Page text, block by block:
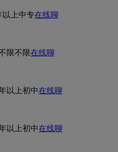
以上中专在线聊
限不限在线聊
以上初中在线聊
以上初中在线聊